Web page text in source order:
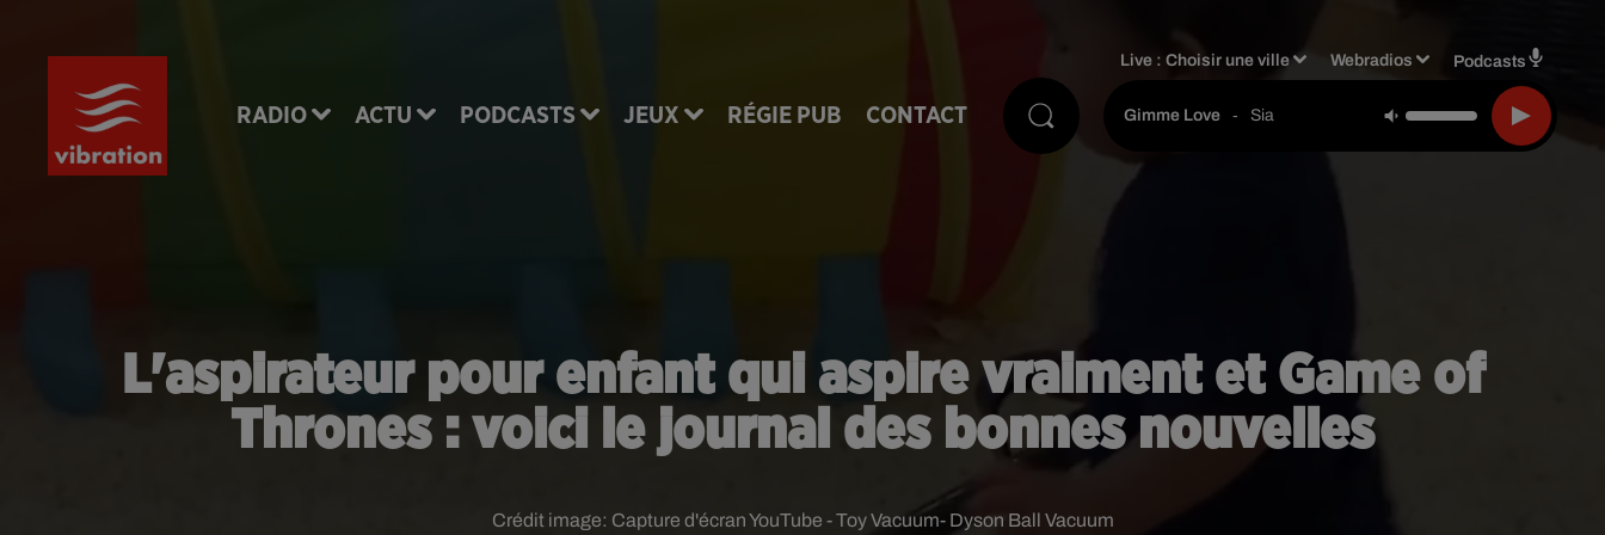
RADIO ACTU PODCASTS JEUX RÉGIE PUB CONTACT
Live :Choisir une ville Webradios Podcasts
Gimme Love - Sia
L'aspirateur pour enfant qui aspire vraiment et Game of
Thrones : voici le journal des bonnes nouvelles
Crédit image: Capture d'écran YouTube - Toy Vacuum- Dyson Ball Vacuum